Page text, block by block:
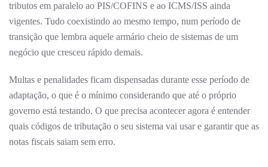
tributos em paralelo ao PIS/COFINS e ao ICMS/ISS ainda
vigentes. Tudo coexistindo ao mesmo tempo, num período de
transição que lembra aquele armário cheio de sistemas de um
negócio que cresceu rápido demais.
Multas e penalidades ficam dispensadas durante esse período de
adaptação, o que é o mínimo considerando que até o próprio
governo está testando. O que precisa acontecer agora é entender
quais códigos de tributação o seu sistema vai usar e garantir que as
notas fiscais saiam sem erro.